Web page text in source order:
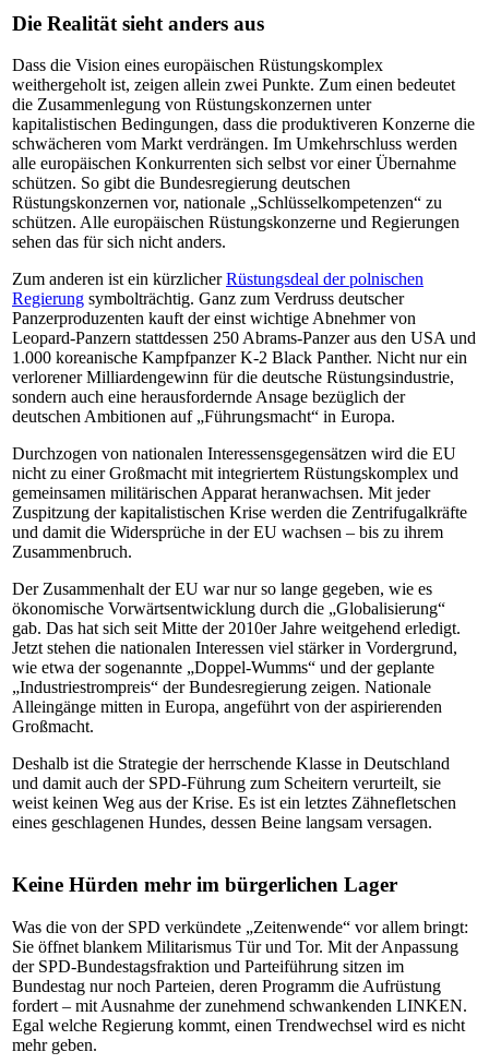
Die Realität sieht anders aus
Dass die Vision eines europäischen Rüstungskomplex
weithergeholt ist, zeigen allein zwei Punkte. Zum einen bedeutet
die Zusammenlegung von Rüstungskonzernen unter
kapitalistischen Bedingungen, dass die produktiveren Konzerne die
schwächeren vom Markt verdrängen. Im Umkehrschluss werden
alle europäischen Konkurrenten sich selbst vor einer Übernahme
schützen. So gibt die Bundesregierung deutschen
Rüstungskonzernen vor, nationale „Schlüsselkompetenzen“ zu
schützen. Alle europäischen Rüstungskonzerne und Regierungen
sehen das für sich nicht anders.
Zum anderen ist ein kürzlicherRüstungsdeal der polnischen
Regierung symbolträchtig. Ganz zum Verdruss deutscher
Panzerproduzenten kauft der einst wichtige Abnehmer von
Leopard-Panzern stattdessen 250 Abrams-Panzer aus den USA und
1.000 koreanische Kampfpanzer K-2 Black Panther. Nicht nur ein
verlorener Milliardengewinn für die deutsche Rüstungsindustrie,
sondern auch eine herausfordernde Ansage bezüglich der
deutschen Ambitionen auf „Führungsmacht“ in Europa.
Durchzogen von nationalen Interessensgegensätzen wird die EU
nicht zu einer Großmacht mit integriertem Rüstungskomplex und
gemeinsamen militärischen Apparat heranwachsen. Mit jeder
Zuspitzung der kapitalistischen Krise werden die Zentrifugalkräfte
und damit die Widersprüche in der EU wachsen – bis zu ihrem
Zusammenbruch.
Der Zusammenhalt der EU war nur so lange gegeben, wie es
ökonomische Vorwärtsentwicklung durch die „Globalisierung“
gab. Das hat sich seit Mitte der 2010er Jahre weitgehend erledigt.
Jetzt stehen die nationalen Interessen viel stärker in Vordergrund,
wie etwa der sogenannte „Doppel-Wumms“ und der geplante
„Industriestrompreis“ der Bundesregierung zeigen. Nationale
Alleingänge mitten in Europa, angeführt von der aspirierenden
Großmacht.
Deshalb ist die Strategie der herrschende Klasse in Deutschland
und damit auch der SPD-Führung zum Scheitern verurteilt, sie
weist keinen Weg aus der Krise. Es ist ein letztes Zähnefletschen
eines geschlagenen Hundes, dessen Beine langsam versagen.
Keine Hürden mehr im bürgerlichen Lager
Was die von der SPD verkündete „Zeitenwende“ vor allem bringt:
Sie öffnet blankem Militarismus Tür und Tor. Mit der Anpassung
der SPD-Bundestagsfraktion und Parteiführung sitzen im
Bundestag nur noch Parteien, deren Programm die Aufrüstung
fordert – mit Ausnahme der zunehmend schwankenden LINKEN.
Egal welche Regierung kommt, einen Trendwechsel wird es nicht
mehr geben.